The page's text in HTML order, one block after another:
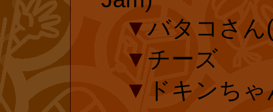
て復刊したのは
じめとする関係
作を“マニアの
け、全く興味を
▼バタコさん
▼チーズ
▼ドキンちゃ